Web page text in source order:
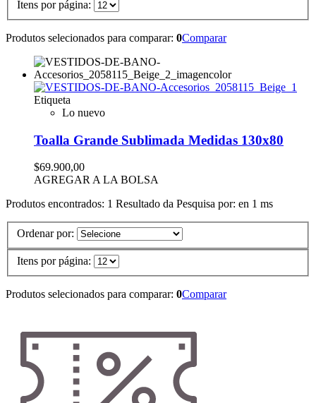
Itens por página:
Produtos selecionados para comparar: 0Comparar
Etiqueta
Lo nuevo
Toalla Grande Sublimada Medidas 130x80
$69.900,00
AGREGAR A LA BOLSA
Produtos encontrados: 1 Resultado da Pesquisa por: en 1 ms
Ordenar por:
Itens por página:
Produtos selecionados para comparar: 0Comparar